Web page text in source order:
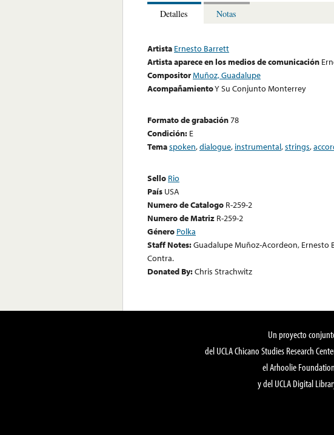
Detalles Notas
Artista Ernesto Barrett
Artista aparece en los medios de comunicación
CompositorMuñoz, Guadalupe
AcompañamientoY Su Conjunto Monterrey
Formato de grabación78
Condición: E
Temaspoken,dialogue, instrumental,strings,
Sello Rio
País USA
Numero de Catalogo R-259-2
Numero de Matriz R-259-2
Género Polka
Staff Notes:Guadalupe Muñoz-Acordeon,
Contra.
Donated By:Chris Strachwitz
Un proyecto
del UCLA Chicano Studies Research
el Arhoolie
y del UCLA Digital